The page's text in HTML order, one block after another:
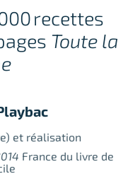
recettes
Toute la
et réalisation
France du livre de